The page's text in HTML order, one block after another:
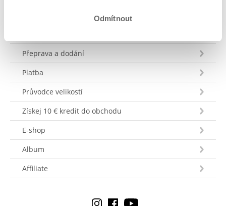
Odmítnout
Přeprava a dodání
Platba
Průvodce velikostí
Získej 10 € kredit do obchodu
E-shop
Album
Affiliate